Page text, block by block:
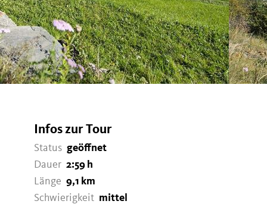
Infos zur Tour
Status geöffnet
Dauer 2:59 h
Länge 9,1 km
Schwierigkeit mittel